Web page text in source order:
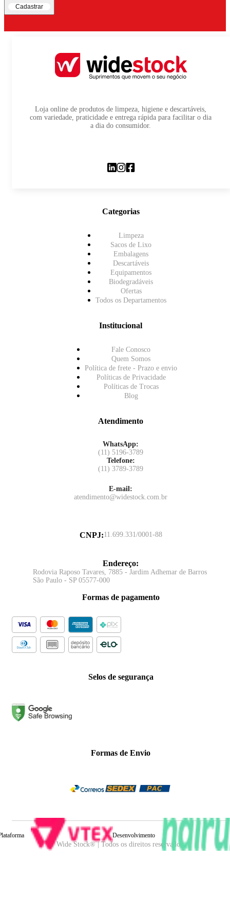
Cadastrar
Loja online de produtos de limpeza, higiene e descartáveis,
com variedade, praticidade e entrega rápida para facilitar o dia
a dia do consumidor.
Categorias
Limpeza
Sacos de Lixo
Embalagens
Descartáveis
Equipamentos
Biodegradáveis
Ofertas
Todos os Departamentos
Institucional
Fale Conosco
Quem Somos
Política de frete - Prazo e envio
Políticas de Privacidade
Políticas de Trocas
Blog
Atendimento
WhatsApp:
(11) 5196-3789
Telefone:
(11) 3789-3789
E-mail:
atendimento@widestock.com.br
CNPJ:11.699.331/0001-88
Endereço:
Rodovia Raposo Tavares, 7885 - Jardim Adhemar de Barros
São Paulo - SP 05577-000
Formas de pagamento
Selos de segurança
Formas de Envio
Wide Stock® | Todos os direitos reservados.
Desenvolvimento